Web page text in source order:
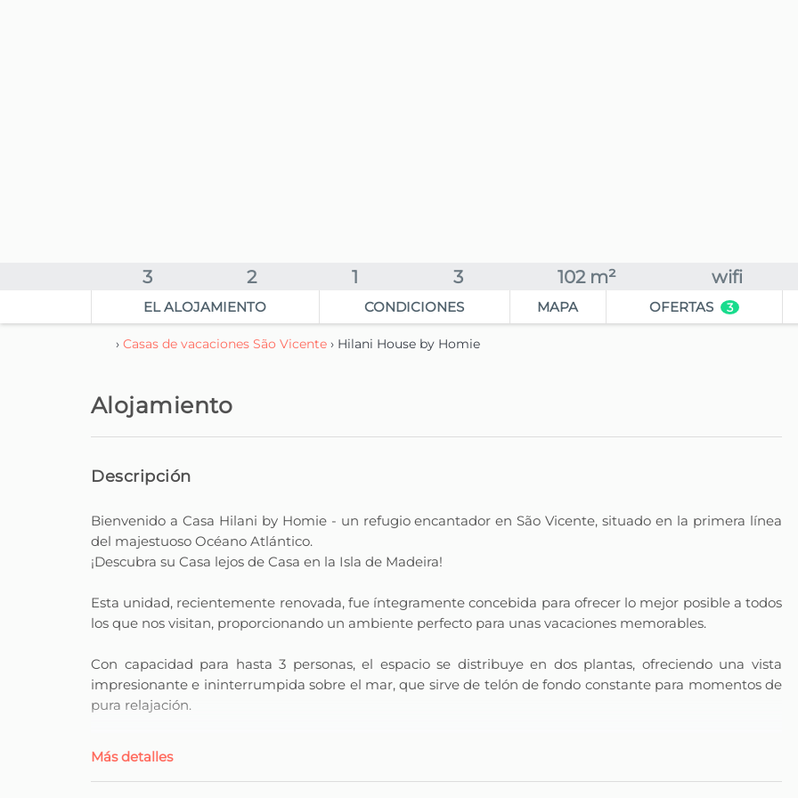
3 2 1 3 102 m² wifi
EL ALOJAMIENTO CONDICIONES MAPA OFERTAS 3
› Casas de vacaciones São Vicente › Hilani House by Homie
Alojamiento
Descripción
Bienvenido a Casa Hilani by Homie - un refugio encantador en São Vicente, situado en la primera línea
del majestuoso Océano Atlántico.
¡Descubra su Casa lejos de Casa en la Isla de Madeira!
Esta unidad, recientemente renovada, fue íntegramente concebida para ofrecer lo mejor posible a todos
los que nos visitan, proporcionando un ambiente perfecto para unas vacaciones memorables.
Con capacidad para hasta 3 personas, el espacio se distribuye en dos plantas, ofreciendo una vista
impresionante e ininterrumpida sobre el mar, que sirve de telón de fondo constante para momentos de
pura relajación.
complementar la belleza natural que lo rodea.
Más detalles